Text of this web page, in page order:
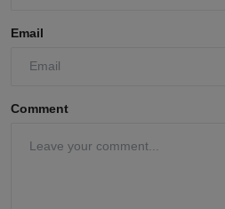
Email
Comment